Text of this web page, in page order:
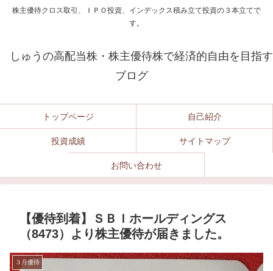
株主優待クロス取引、ＩＰＯ投資、インデックス積み立て投資の３本立てで
す。
しゅうの高配当株・株主優待株で経済的自由を目指す
ブログ
トップページ 自己紹介
投資成績 サイトマップ
お問い合わせ
【優待到着】ＳＢＩホールディングス
（8473）より株主優待が届きました。
３月優待